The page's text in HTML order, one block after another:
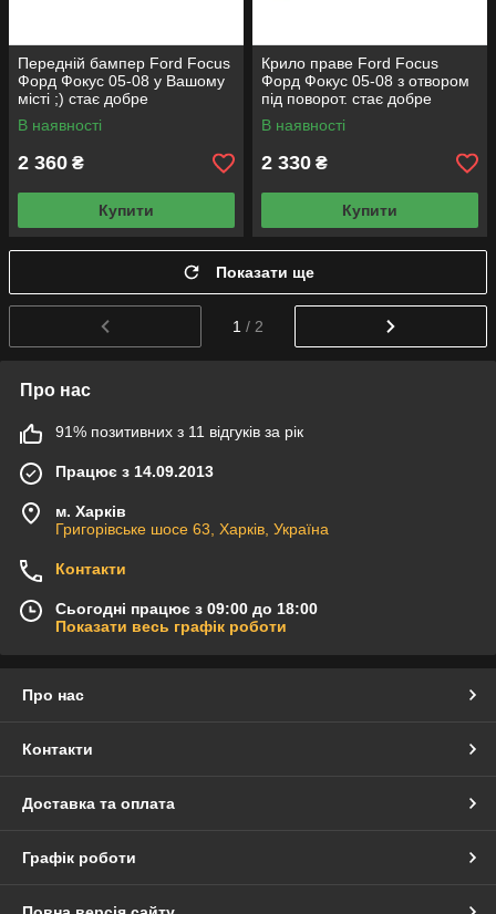
Передній бампер Ford Focus
Форд Фокус 05-08 у Вашому
місті ;) стає добре
В наявності
2 360 ₴
Купити
Крило праве Ford Focus
Форд Фокус 05-08 з отвором
під поворот. стає добре
В наявності
2 330 ₴
Купити
Показати ще
1 / 2
Про нас
91% позитивних з 11 відгуків за рік
Працює з 14.09.2013
м. Харків
Григорівське шосе 63, Харків, Україна
Контакти
Сьогодні працює з 09:00 до 18:00
Показати весь графік роботи
Про нас
Контакти
Доставка та оплата
Графік роботи